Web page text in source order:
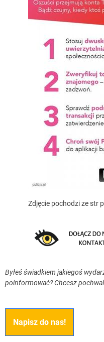
Zdjęcie pochodzi ze str
Byłeś świadkiem jakiegoś
poinformować? Chcesz
Napisz do nas!